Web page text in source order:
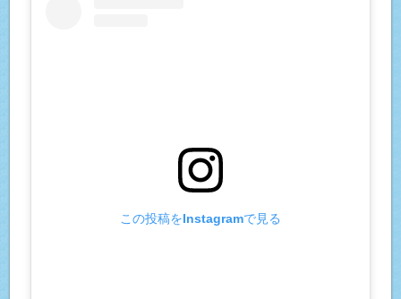
この投稿をInstagramで見る